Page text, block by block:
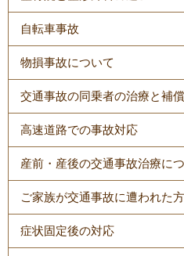
自転車事故
物損事故について
交通事故の同乗者の治療と補
高速道路での事故対応
産前・産後の交通事故治療に
ご家族が交通事故に遭われた
症状固定後の対応